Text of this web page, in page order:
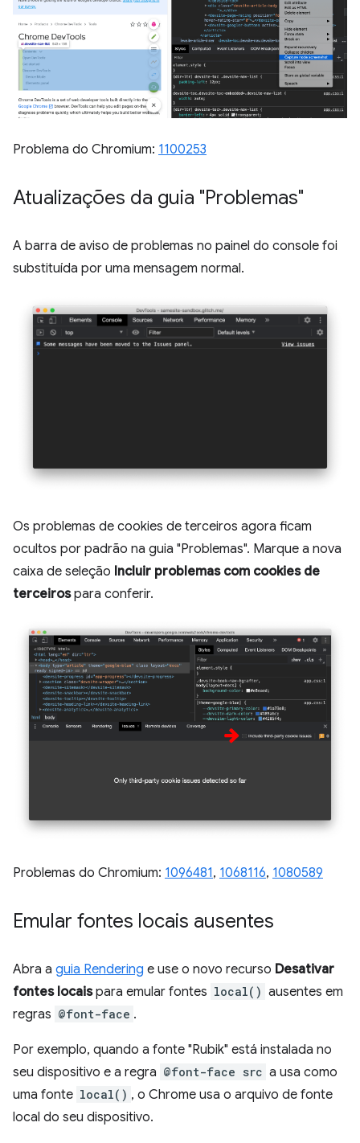
Problema do Chromium: 1100253
Atualizações da guia "Problemas"
A barra de aviso de problemas no painel do console foi
substituída por uma mensagem normal.
Os problemas de cookies de terceiros agora ficam
ocultos por padrão na guia "Problemas". Marque a nova
caixa de seleção Incluir problemas com cookies de
terceirospara conferir.
Problemas do Chromium: 1096481, 1068116, 1080589
Emular fontes locais ausentes
Abra a guia Rendering e use o novo recurso Desativar
fontes locaispara emular fontes local() ausentes em
regras @font-face .
Por exemplo, quando a fonte "Rubik" está instalada no
seu dispositivo e a regra @font-face src a usa como
uma fonte local() , o Chrome usa o arquivo de fonte
local do seu dispositivo.